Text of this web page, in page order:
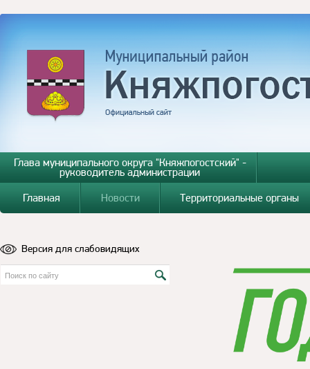
Глава муниципального округа "Княжпогостский" -
руководитель администрации
Главная
Новости Территориальные органы
Версия для слабовидящих